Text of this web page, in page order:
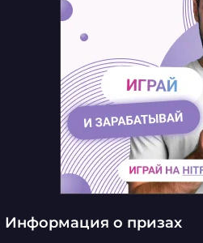
Информация о призах